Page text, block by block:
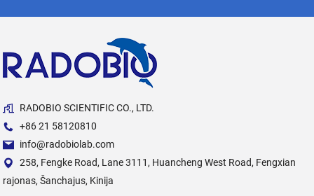
RADOBIO SCIENTIFIC CO., LTD.
+86 21 58120810
info@radobiolab.com
258, Fengke Road, Lane 3111, Huancheng West Road, Fengxian
rajonas, Šanchajus, Kinija